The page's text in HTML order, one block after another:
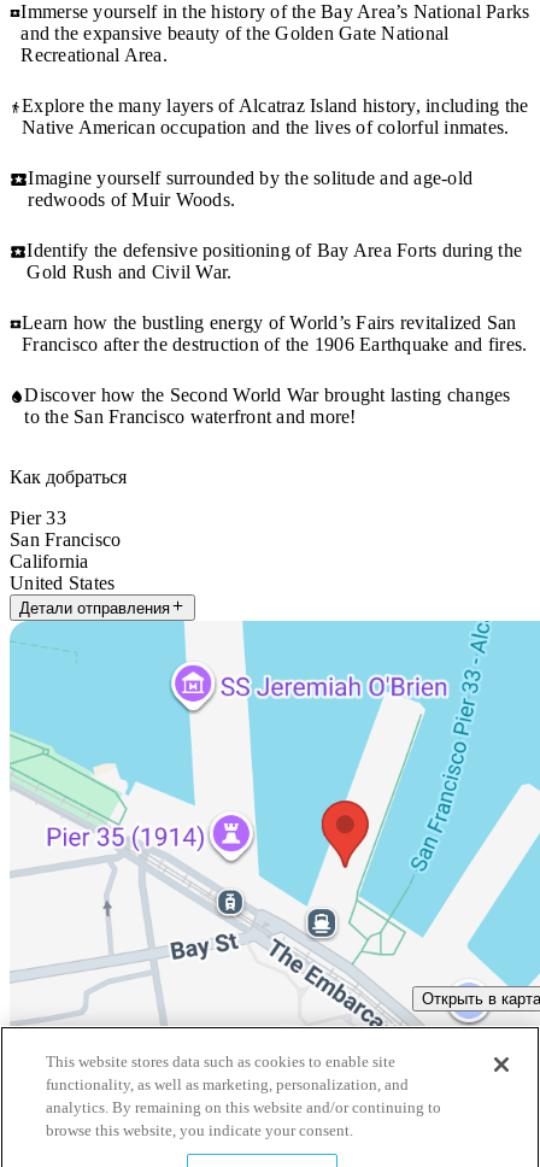
Immerse yourself in the history of the Bay Area’s National Parks
and the expansive beauty of the Golden Gate National
Recreational Area.
Explore the many layers of Alcatraz Island history, including the
Native American occupation and the lives of colorful inmates.
Imagine yourself surrounded by the solitude and age-old
redwoods of Muir Woods.
Identify the defensive positioning of Bay Area Forts during the
Gold Rush and Civil War.
Learn how the bustling energy of World’s Fairs revitalized San
Francisco after the destruction of the 1906 Earthquake and fires.
Discover how the Second World War brought lasting changes
to the San Francisco waterfront and more!
Как добраться
Pier 33
San Francisco
California
United States
Детали отправления
Открыть в
Дополнительная информация
Расписание
This website stores data such as cookies to enable site
functionality, as well as marketing, personalization, and
analytics. By remaining on this website and/or continuing to
browse this website, you indicate your consent.